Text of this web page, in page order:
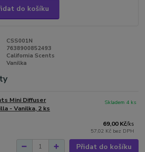
do košíku
CSS001N
7638900852493
California Scents
Vanilka
Mini Diffuser
- Vanilka, 2 ks
69,00 Kč/ks
57,02 Kč bez DPH
Skladem 4 ks
Přidat do košíku